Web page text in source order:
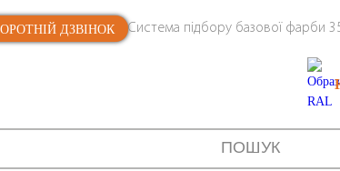
ДЗВІНОК Система підбору базової фарби